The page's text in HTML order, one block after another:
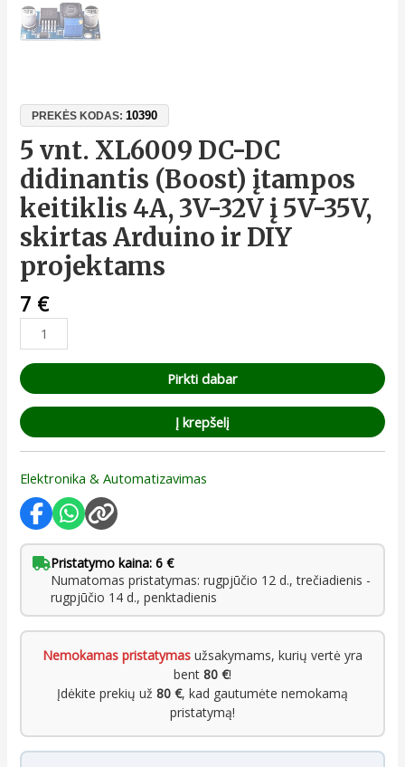
PREKĖS KODAS:10390
5 vnt. XL6009 DC-DC
didinantis (Boost) įtampos
keitiklis 4A, 3V-32V į 5V-35V,
skirtas Arduino ir DIY
projektams
7 €
Pirkti dabar
Į krepšelį
Elektronika & Automatizavimas
Pristatymo kaina: 6 €
Numatomas pristatymas: rugpjūčio 12 d., trečiadienis -
rugpjūčio 14 d., penktadienis
Nemokamas pristatymas užsakymams, kurių vertė yra
bent 80 €!
Įdėkite prekių už 80 €, kad gautumėte nemokamą
pristatymą!